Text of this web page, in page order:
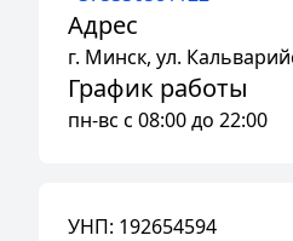
Адрес
г. Минск, ул.
График работы
пн-вс с 08:00 до 22:00
УНП: 192654594